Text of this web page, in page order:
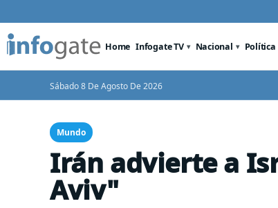
Home Infogate TV Nacional Política
Sábado 8 De Agosto De 2026
Mundo
Irán advierte a
Aviv"